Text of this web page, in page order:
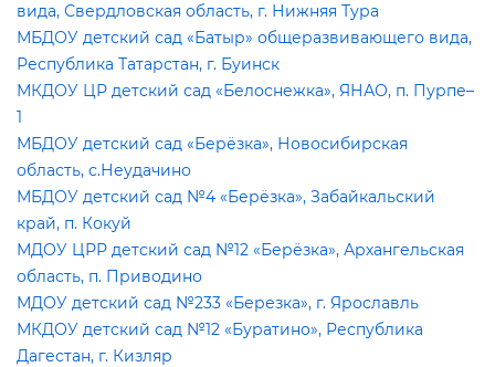
ида, Свердловская область, г. Нижняя Тура
МБДОУ детский сад «Батыр» общеразвивающего вида,
Республика Татарстан, г. Буинск
МКДОУ ЦР детский сад «Белоснежка», ЯНАО, п. Пурпе–
1
МБДОУ детский сад «Берёзка», Новосибирская
область, с.Неудачино
МБДОУ детский сад №4 «Берёзка», Забайкальский
край, п. Кокуй
МДОУ ЦРР детский сад №12 «Берёзка», Архангельская
область, п. Приводино
МДОУ детский сад №233 «Березка», г. Ярославль
МКДОУ детский сад №12 «Буратино», Республика
Дагестан, г. Кизляр